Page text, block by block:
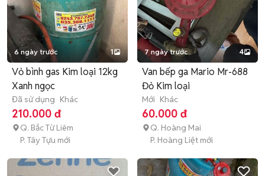
6 ngày trước 1
Vỏ bình gas Kim loại 12kg
Xanh ngọc
Đã sử dụng Khác
210.000 đ
Q. Bắc Từ Liêm
P. Tây Tựu mới
7 ngày trước 4
Van bếp ga Mario Mr-688
Đỏ Kim loại
Mới Khác
60.000 đ
Q. Hoàng Mai
P. Hoàng Liệt mới